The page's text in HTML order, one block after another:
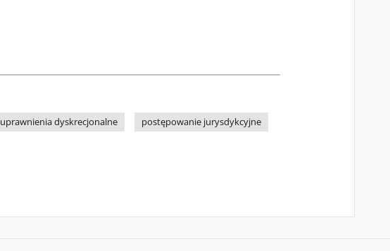
uprawnienia dyskrecjonalne postępowanie jurysdykcyjne